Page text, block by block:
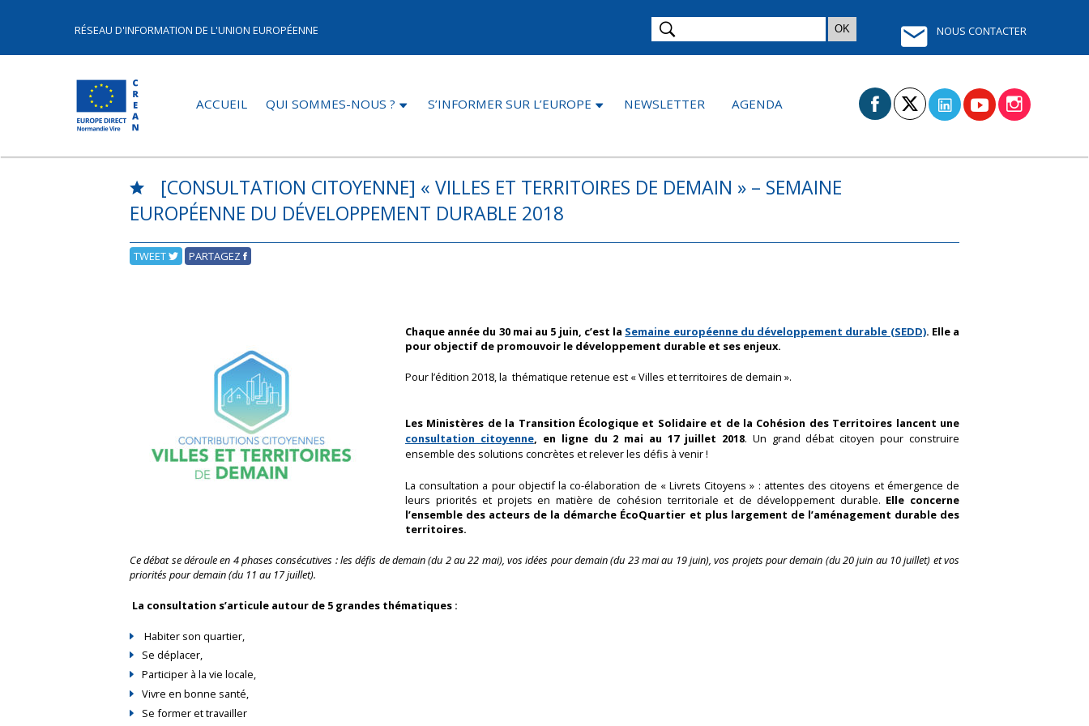
RÉSEAU D'INFORMATION DE L'UNION EUROPÉENNE NOUS CONTACTER
ACCUEIL QUI SOMMES-NOUS ? S’INFORMER SUR L’EUROPE NEWSLETTER AGENDA
[CONSULTATION CITOYENNE] « VILLES ET TERRITOIRES DE DEMAIN » – SEMAINE
EUROPÉENNE DU DÉVELOPPEMENT DURABLE 2018
TWEET PARTAGEZ
Chaque année du 30 mai au 5 juin, c’est la Semaine européenne du développement durable (SEDD). Elle a
pour objectif de promouvoir le développement durable et ses enjeux.
Pour l’édition 2018,la thématique retenue est « Villes et territoires de demain ».
Les Ministères de la Transition Écologique et Solidaire et de la Cohésion des Territoires lancent une
consultation citoyenne, en ligne du 2 mai au 17 juillet 2018. Un grand débat citoyen pour construire
ensemble des solutions concrètes et relever les défis à venir !
La consultation a pour objectif la co-élaboration de « Livrets Citoyens » : attentes des citoyens et émergence de
leurs priorités et projets en matière de cohésion territoriale et de développement durable. Elle concerne
l’ensemble des acteurs de la démarche ÉcoQuartier et plus largement de l’aménagement durable des
territoires.
Ce débat se déroule en 4 phases consécutives : les défis de demain (du 2 au 22 mai), vos idées pour demain (du 23 mai au 19 juin), vos projets pour demain (du 20 juin au 10 juillet) et vos
priorités pour demain (du 11 au 17 juillet).
La consultation s’articule autour de 5 grandes thématiques :
Habiter son quartier,
Se déplacer,
Participer à la vie locale,
Vivre en bonne santé,
Se former et travailler